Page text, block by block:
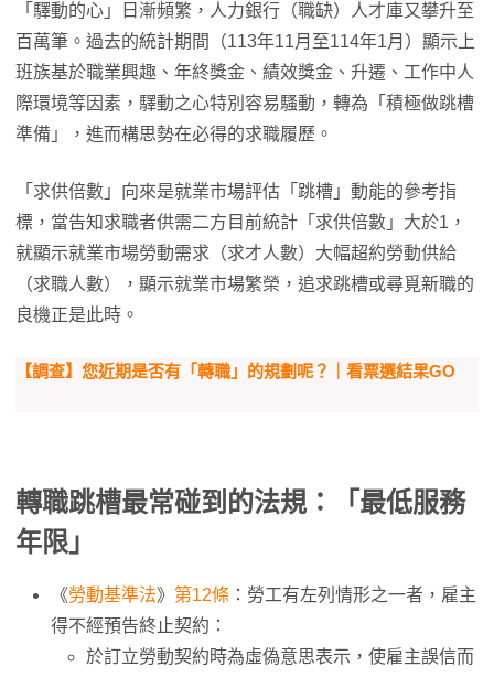
「驛動的心」日漸頻繁，人力銀行（職缺）人才庫又攀升至
百萬筆。過去的統計期間（113年11月至114年1月）顯示上
班族基於職業興趣、年終獎金、績效獎金、升遷、工作中人
際環境等因素，驛動之心特別容易騷動，轉為「積極做跳槽
準備」，進而構思勢在必得的求職履歷。
「求供倍數」向來是就業市場評估「跳槽」動能的參考指
標，當告知求職者供需二方目前統計「求供倍數」大於1，
就顯示就業市場勞動需求（求才人數）大幅超約勞動供給
（求職人數），顯示就業市場繁榮，追求跳槽或尋覓新職的
良機正是此時。
【調查】您近期是否有「轉職」的規劃呢？｜看票選結果GO
轉職跳槽最常碰到的法規：「最低服務
年限」
《勞動基準法》 第12條 ：勞工有左列情形之一者，雇主
得不經預告終止契約：
於訂立勞動契約時為虛偽意思表示，使雇主誤信而